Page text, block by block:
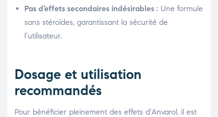
Pas d’effets secondaires indésirables : Une formule
sans stéroïdes, garantissant la sécurité de
l’utilisateur.
Dosage et utilisation
recommandés
Pour bénéficier pleinement des effets d’Anvarol, il est